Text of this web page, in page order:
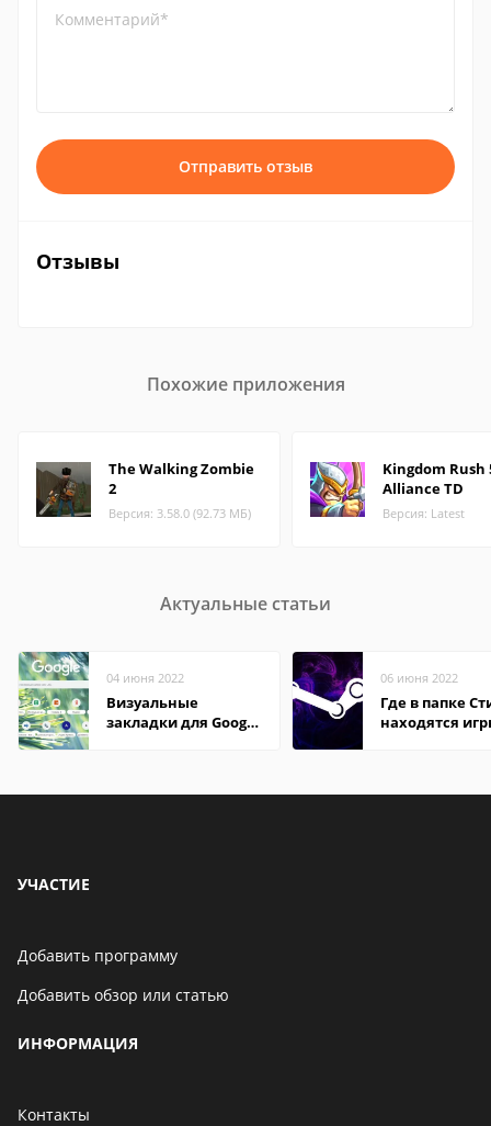
Комментарий*
Отправить отзыв
Отзывы
Похожие приложения
The Walking Zombie
2
Версия: 3.58.0 (92.73 МБ)
Kingdom Rush
Alliance TD
Версия: Latest
Актуальные статьи
04 июня 2022
Визуальные
закладки для Google
06 июня 2022
Где в папке
находятся
УЧАСТИЕ
Добавить программу
Добавить обзор или статью
ИНФОРМАЦИЯ
Контакты